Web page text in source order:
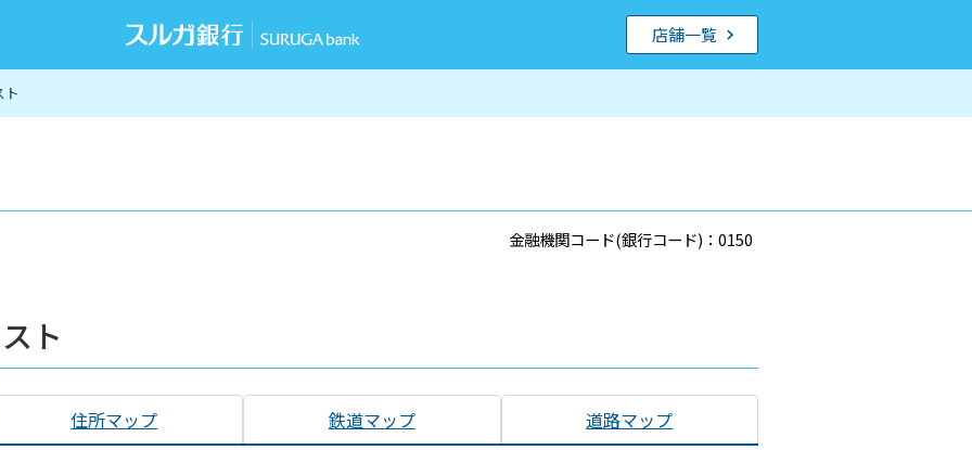
ト
店舗一覧
金融機関コード(銀行コード)：0150
ト
住所マップ 鉄道マップ 道路マップ